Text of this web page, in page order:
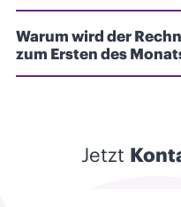
Warum wird der
zum Ersten des
Jetzt